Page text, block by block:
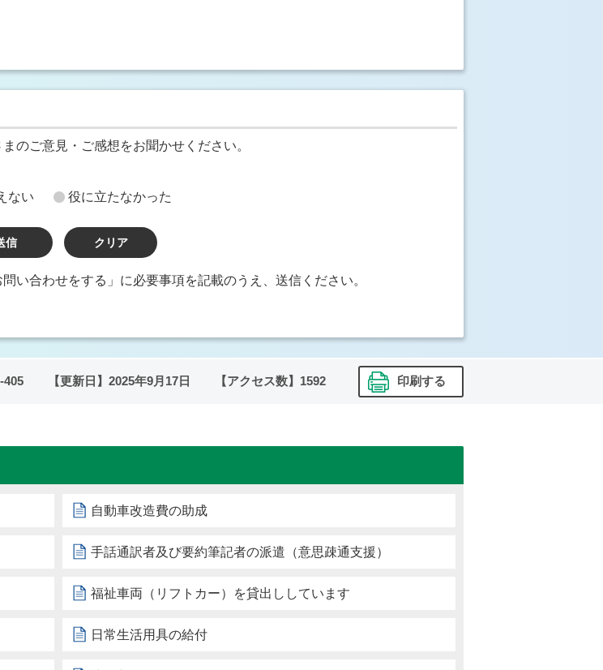
のご意見・ご感想をお聞かせください。
ない 役に立たなかった
い合わせをする」に必要事項を記載のうえ、送信ください。
405 【更新日】 2025年9月17日 【アクセス数】 1592 印刷する
自動車改造費の助成
手話通訳者及び要約筆記者の派遣（意思疎通支援）
福祉車両（リフトカー）を貸出ししています
日常生活用具の給付